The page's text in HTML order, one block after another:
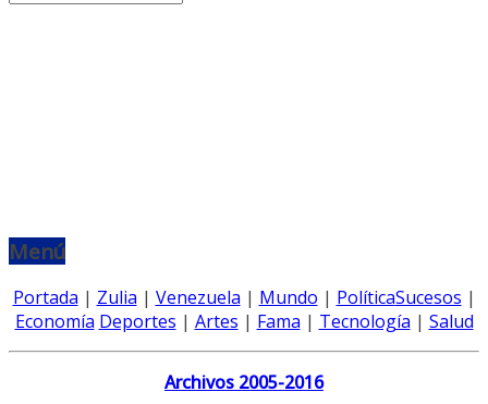
Menú
Portada | Zulia | Venezuela | Mundo | PolíticaSucesos |
Economía Deportes | Artes | Fama | Tecnología | Salud
Archivos 2005-2016